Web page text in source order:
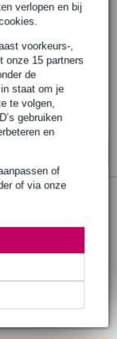
verlopen en bij
voorkeurs-,
onze 15 partners
de
staat om je
te volgen,
gebruiken
en
of
of via onze
met